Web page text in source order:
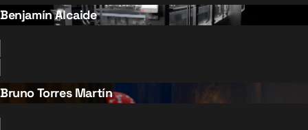
Benjamín Alcaide
Bruno Torres Martín